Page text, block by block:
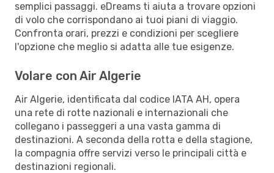
semplici passaggi. eDreams ti aiuta a trovare opzioni
di volo che corrispondano ai tuoi piani di viaggio.
Confronta orari, prezzi e condizioni per scegliere
l'opzione che meglio si adatta alle tue esigenze.
Volare con Air Algerie
Air Algerie, identificata dal codice IATA AH, opera
una rete di rotte nazionali e internazionali che
collegano i passeggeri a una vasta gamma di
destinazioni. A seconda della rotta e della stagione,
la compagnia offre servizi verso le principali città e
destinazioni regionali.